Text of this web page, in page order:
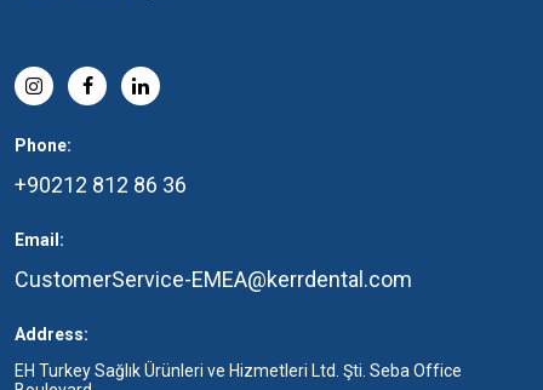
Phone:
+90212 812 86 36
Email:
CustomerService-EMEA@kerrdental.com
Address:
EH Turkey Sağlık Ürünleri ve Hizmetleri Ltd. Şti. Seba Office